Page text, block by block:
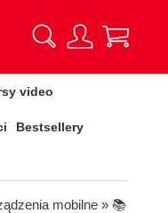
video
Bestsellery
mobilne » 📚